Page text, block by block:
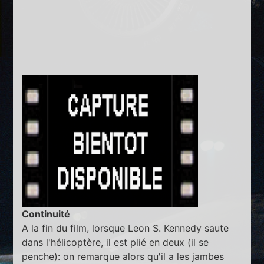
Continuité
A la fin du film, lorsque Leon S. Kennedy saute
dans l'hélicoptère, il est plié en deux (il se
penche): on remarque alors qu'il a les jambes